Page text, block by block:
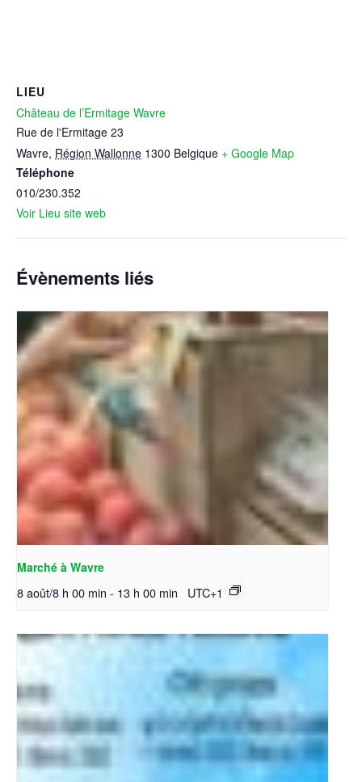
LIEU
Château de l’Ermitage Wavre
Rue de l'Ermitage 23
Wavre, Région Wallonne 1300 Belgique + Google Map
Téléphone
010/230.352
Voir Lieu site web
Évènements liés
Marché à Wavre
8 août/8 h 00 min - 13 h 00 min UTC+1